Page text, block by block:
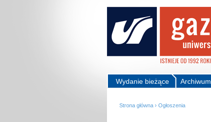
Archiwum
Wydanie bieżące
Strona główna › Ogłoszenia